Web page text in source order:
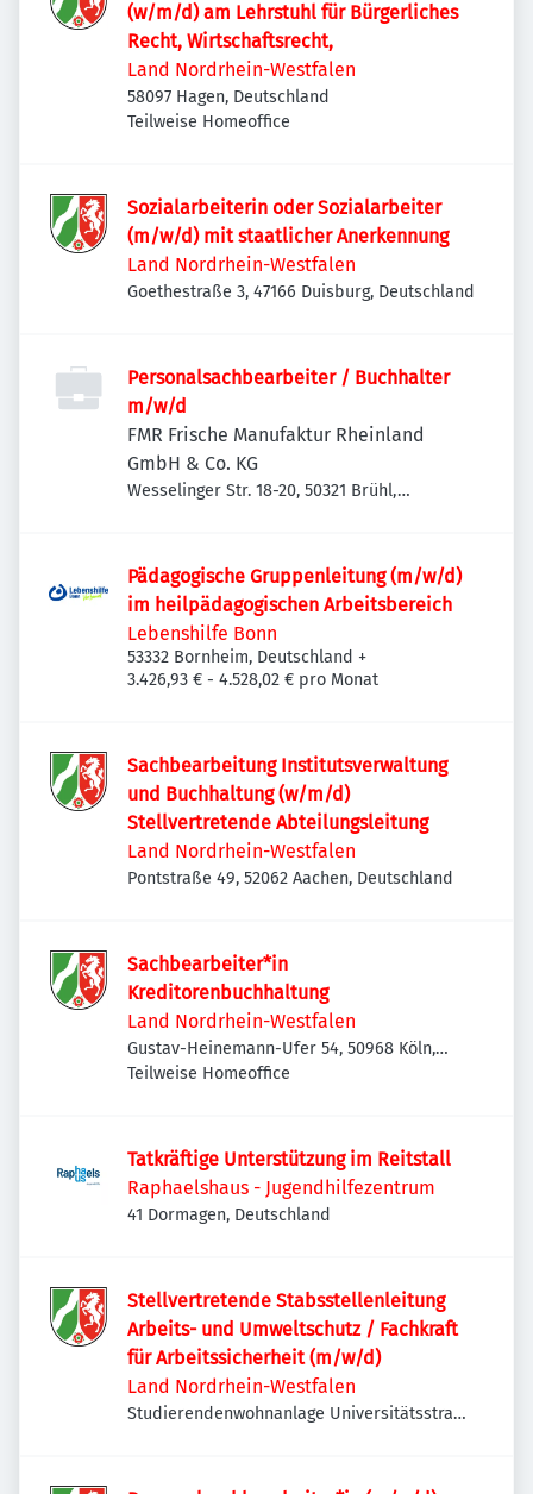
(w/m/d) am Lehrstuhl für Bürgerliches
Recht, Wirtschaftsrecht,
Land Nordrhein-Westfalen
58097 Hagen, Deutschland
Teilweise Homeoffice
Sozialarbeiterin oder Sozialarbeiter
(m/w/d) mit staatlicher Anerkennung
Land Nordrhein-Westfalen
Goethestraße 3, 47166 Duisburg, Deutschland
Personalsachbearbeiter / Buchhalter
m/w/d
FMR Frische Manufaktur Rheinland
GmbH & Co. KG
Wesselinger Str. 18-20, 50321 Brühl,
Pädagogische Gruppenleitung (m/w/d)
im heilpädagogischen Arbeitsbereich
Lebenshilfe Bonn
53332 Bornheim, Deutschland +
3.426,93 € - 4.528,02 € pro Monat
Sachbearbeitung Institutsverwaltung
und Buchhaltung (w/m/d)
Stellvertretende Abteilungsleitung
Land Nordrhein-Westfalen
Pontstraße 49, 52062 Aachen, Deutschland
Sachbearbeiter*in
Kreditorenbuchhaltung
Land Nordrhein-Westfalen
Gustav-Heinemann-Ufer 54, 50968 Köln,
Deutschland
Teilweise Homeoffice
Tatkräftige Unterstützung im Reitstall
Raphaelshaus - Jugendhilfezentrum
41 Dormagen, Deutschland
Stellvertretende Stabsstellenleitung
Arbeits- und Umweltschutz / Fachkraft
für Arbeitssicherheit (m/w/d)
Land Nordrhein-Westfalen
Studierendenwohnanlage Universitätsstraße